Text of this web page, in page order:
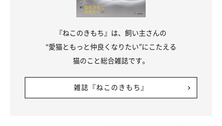
『ねこのきもち』は、飼い主さんの
“愛猫ともっと仲良くなりたい”にこたえる
猫のこと総合雑誌です。
雑誌『ねこのきもち』